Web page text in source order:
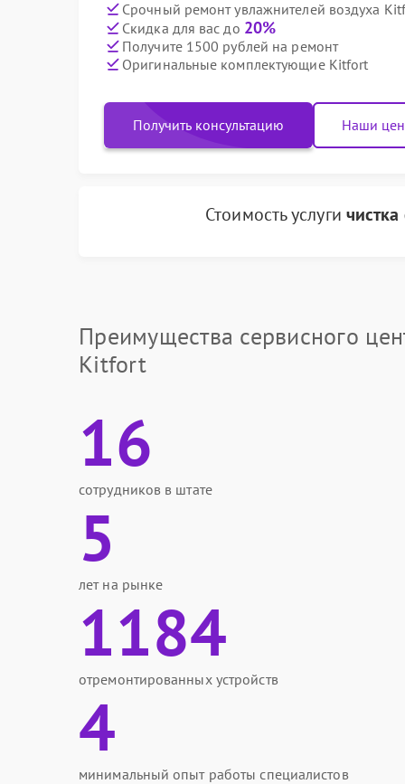
Срочный ремонт увлажнителей воздуха
Скидка для вас до 20%
Получите 1500 рублей на ремонт
Оригинальные комплектующие Kitfort
Получить консультацию Наши
Стоимость услуги
Преимущества сервисного
Kitfort
16
сотрудников в штате
5
лет на рынке
1184
отремонтированных устройств
4
минимальный опыт работы специалистов